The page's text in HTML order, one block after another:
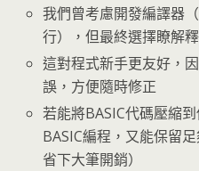
我們曾考慮開發編譯器
行），但最終選擇瞭解
這對程式新手更友好，
誤，方便隨時修正
若能將BASIC代碼壓縮
BASIC編程，又能保留
省下大筆開銷）